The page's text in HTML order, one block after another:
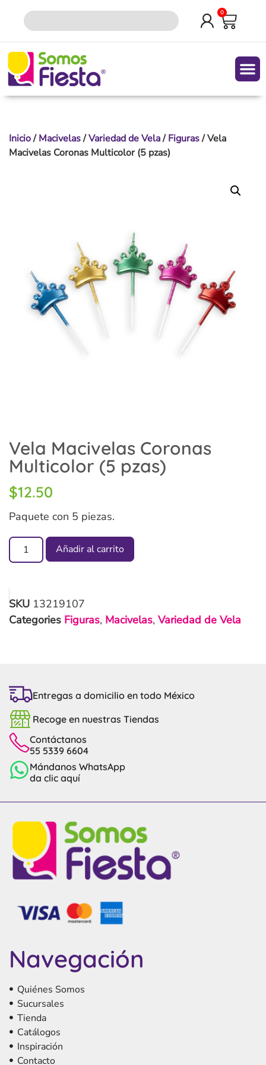
0
Inicio/Macivelas/Variedad de Vela/Figuras/ Vela
Macivelas Coronas Multicolor (5 pzas)
Vela Macivelas Coronas
Multicolor (5 pzas)
$12.50
Paquete con 5 piezas.
Añadir al carrito
SKU 13219107
Categories Figuras, Macivelas, Variedad de Vela
Entregas a domicilio en todo México
Recoge en nuestras Tiendas
Contáctanos
55 5339 6604
Mándanos WhatsApp
da clic aquí
Navegación
Quiénes Somos
Sucursales
Tienda
Catálogos
Inspiración
Contacto